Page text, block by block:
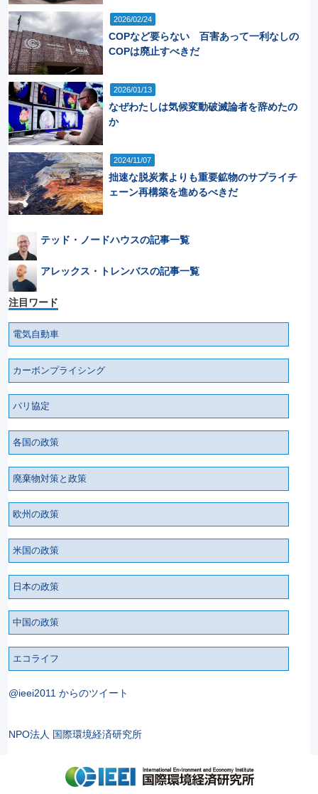
2026/02/24
COPなど要らない 百害あって一利なしの
COPは廃止すべきだ
2026/01/13
なぜわたしは気候変動破滅論者を辞めたの
か
2024/11/07
拙速な脱炭素よりも重要鉱物のサプライチ
ェーン再構築を進めるべきだ
テッド・ノードハウスの記事一覧
アレックス・トレンバスの記事一覧
注目ワード
電気自動車
カーボンプライシング
パリ協定
各国の政策
廃棄物対策と政策
欧州の政策
米国の政策
日本の政策
中国の政策
エコライフ
@ieei2011 からのツイート
NPO法人 国際環境経済研究所